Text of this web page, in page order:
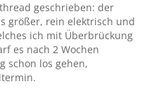
geschrieben: der
größer, rein elektrisch und
ich mit Überbrückung
es nach 2 Wochen
schon los gehen,